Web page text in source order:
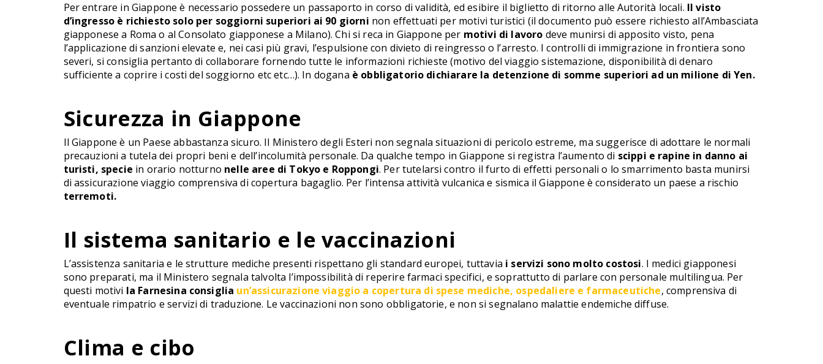
Per entrare in Giappone è necessario possedere un passaporto in corso di validità, ed esibire il biglietto di ritorno alle Autorità locali. Il visto
d’ingresso è richiesto solo per soggiorni superiori ai 90 giorni non effettuati per motivi turistici (il documento può essere richiesto all’Ambasciata
giapponese a Roma o al Consolato giapponese a Milano). Chi si reca in Giappone per motivi di lavoro deve munirsi di apposito visto, pena
l’applicazione di sanzioni elevate e, nei casi più gravi, l’espulsione con divieto di reingresso o l’arresto. I controlli di immigrazione in frontiera sono
severi, si consiglia pertanto di collaborare fornendo tutte le informazioni richieste (motivo del viaggio sistemazione, disponibilità di denaro
sufficiente a coprire i costi del soggiorno etc etc…). In dogana è obbligatorio dichiarare la detenzione di somme superiori ad un milione di Yen.
Sicurezza in Giappone
Il Giappone è un Paese abbastanza sicuro. Il Ministero degli Esteri non segnala situazioni di pericolo estreme, ma suggerisce di adottare le normali
precauzioni a tutela dei propri beni e dell’incolumità personale. Da qualche tempo in Giappone si registra l’aumento di scippi e rapine in danno ai
turisti, specie in orario notturno nelle aree di Tokyo e Roppongi. Per tutelarsi contro il furto di effetti personali o lo smarrimento basta munirsi
di assicurazione viaggio comprensiva di copertura bagaglio. Per l’intensa attività vulcanica e sismica il Giappone è considerato un paese a rischio
terremoti.
Il sistema sanitario e le vaccinazioni
L’assistenza sanitaria e le strutture mediche presenti rispettano gli standard europei, tuttavia i servizi sono molto costosi. I medici giapponesi
sono preparati, ma il Ministero segnala talvolta l’impossibilità di reperire farmaci specifici, e soprattutto di parlare con personale multilingua. Per
questi motivi la Farnesina consiglia un’assicurazione viaggio a copertura di spese mediche, ospedaliere e farmaceutiche, comprensiva di
eventuale rimpatrio e servizi di traduzione. Le vaccinazioni non sono obbligatorie, e non si segnalano malattie endemiche diffuse.
Clima e cibo